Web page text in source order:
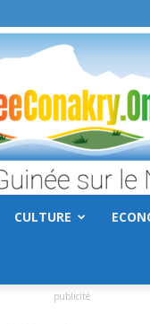
CULTURE
publicité